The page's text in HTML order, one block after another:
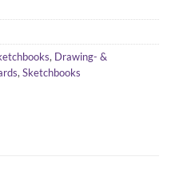
, Drawing- &
, Sketchbooks